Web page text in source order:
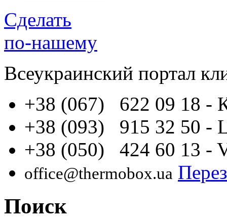
Сделать
по-нашему
Всеукраинский портал
+38 (067) 622 09 18 -
+38 (093) 915 32 50 -
+38 (050) 424 60 13 -
office@thermobox.ua
Поиск